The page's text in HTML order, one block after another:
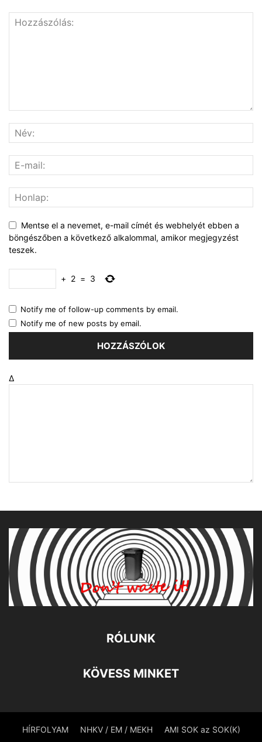
Mentse el a nevemet, e-mail címét és webhelyét ebben a
böngészőben a következő alkalommal, amikor megjegyzést
teszek.
+ 2 = 3
Notify me of follow-up comments by email.
Notify me of new posts by email.
Δ
RÓLUNK
KÖVESS MINKET
HÍRFOLYAM NHKV / EM / MEKH AMI SOK az SOK(K)